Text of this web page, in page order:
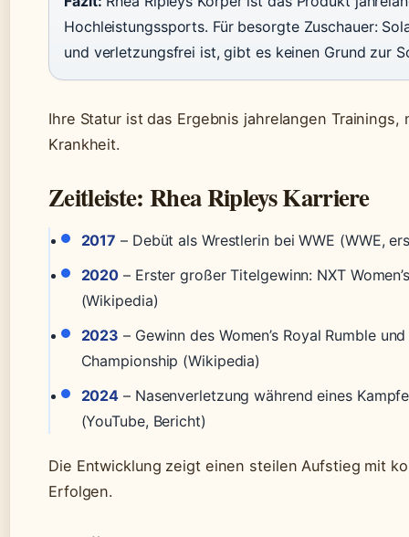
Hochleistungssports. Für besorgte Zuschauer:
und verletzungsfrei ist, gibt es keinen Grund zur
Ihre Statur ist das Ergebnis jahrelangen Trainings,
Krankheit.
Zeitleiste: Rhea Ripleys Karriere
2017 – Debüt als Wrestlerin bei WWE (WWE,
2020 – Erster großer Titelgewinn: NXT
(Wikipedia)
2023 – Gewinn des Women’s Royal Rumble und
Championship (Wikipedia)
2024 – Nasenverletzung während eines
(YouTube, Bericht)
Die Entwicklung zeigt einen steilen Aufstieg mit
Erfolgen.